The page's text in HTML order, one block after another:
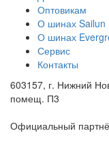
Оптовикам
О шинах Sailun
О шинах
Сервис
Контакты
603157, г. Нижний
помещ. П3
Официальный